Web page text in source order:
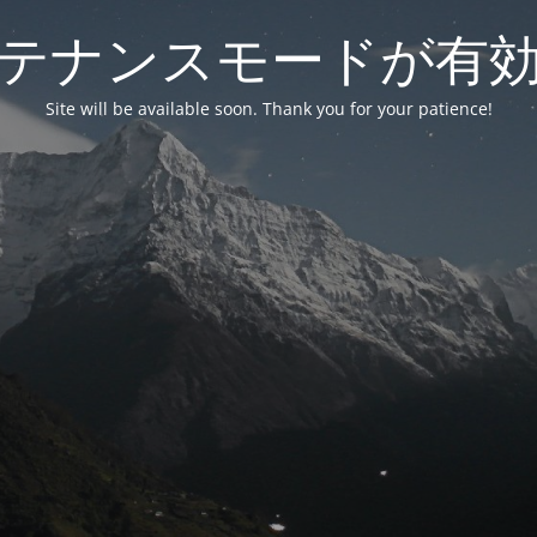
ナンスモードが有
Site will be available soon. Thank you for your patience!